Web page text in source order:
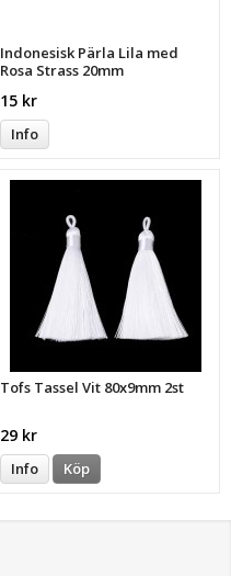
Indonesisk Pärla Lila med
Rosa Strass 20mm
15 kr
Info
Tofs Tassel Vit 80x9mm 2st
29 kr
Info Köp